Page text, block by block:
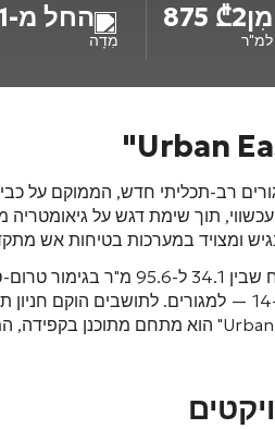
מִן ₾2 875
למ"ר
החל מ-34.1 מ"ר
מִדָה
רב-תכליתי חדש, הממוקם על
עכשווי, תוך שימת דגש על
ומצויד במערכות בטיחות אש
ל-95.6 מ"ר בגימור
. לתושבים הוקם חניון תת-